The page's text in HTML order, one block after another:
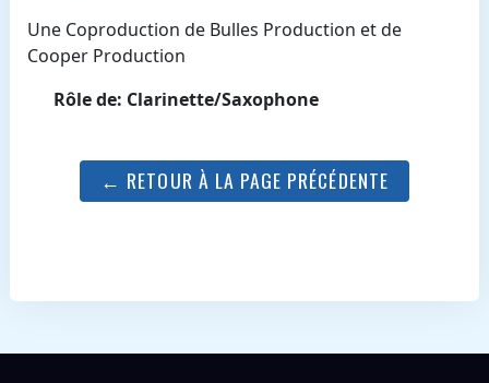
Une Coproduction de Bulles Production et de
Cooper Production
Rôle de: Clarinette/Saxophone
← RETOUR À LA PAGE PRÉCÉDENTE